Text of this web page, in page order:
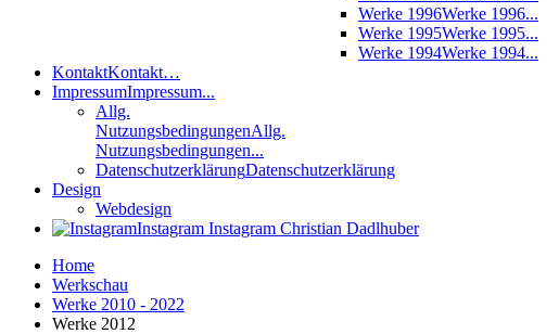
Werke 1996Werke 1996...
Werke 1995Werke 1995...
Werke 1994Werke 1994...
KontaktKontakt…
ImpressumImpressum...
Allg.
NutzungsbedingungenAllg.
Nutzungsbedingungen...
DatenschutzerklärungDatenschutzerklärung
Design
Webdesign
Instagram Instagram Christian Dadlhuber
Home
Werkschau
Werke 2010 - 2022
Werke 2012